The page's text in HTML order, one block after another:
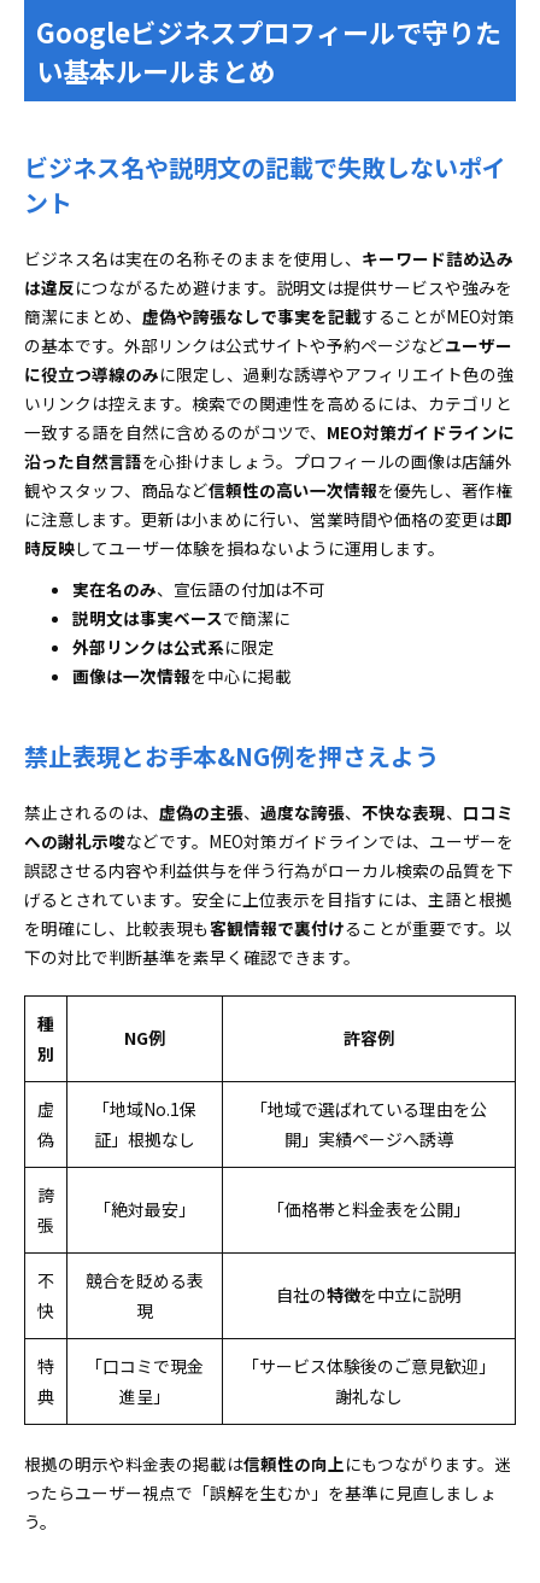
Googleビジネスプロフィールで守りた
い基本ルールまとめ
ビジネス名や説明文の記載で失敗しないポイ
ント
ビジネス名は実在の名称そのままを使用し、 キーワード詰め込み
は違反につながるため避けます。説明文は提供サービスや強みを
簡潔にまとめ、 虚偽や誇張なしで事実を記載することがMEO対策
の基本です。外部リンクは公式サイトや予約ページなどユーザー
に役立つ導線のみに限定し、過剰な誘導やアフィリエイト色の強
いリンクは控えます。検索での関連性を高めるには、カテゴリと
一致する語を自然に含めるのがコツで、 MEO対策ガイドラインに
沿った自然言語を心掛けましょう。プロフィールの画像は店舗外
観やスタッフ、商品など信頼性の高い一次情報を優先し、著作権
に注意します。更新は小まめに行い、営業時間や価格の変更は即
時反映してユーザー体験を損ねないように運用します。
実在名のみ、宣伝語の付加は不可
説明文は事実ベースで簡潔に
外部リンクは公式系に限定
画像は一次情報を中心に掲載
禁止表現とお手本&NG例を押さえよう
禁止されるのは、 虚偽の主張、 過度な誇張、 不快な表現、 口コミ
への謝礼示唆などです。MEO対策ガイドラインでは、ユーザーを
誤認させる内容や利益供与を伴う行為がローカル検索の品質を下
げるとされています。安全に上位表示を目指すには、主語と根拠
を明確にし、比較表現も客観情報で裏付けることが重要です。以
下の対比で判断基準を素早く確認できます。
種
別
NG例 許容例
虚
偽
「地域No.1保
証」根拠なし
「地域で選ばれている理由を公
開」実績ページへ誘導
誇
張
「絶対最安」 「価格帯と料金表を公開」
不
快
競合を貶める表
現
自社の特徴を中立に説明
特
典
「口コミで現金
進呈」
「サービス体験後のご意見歓迎」
謝礼なし
根拠の明示や料金表の掲載は信頼性の向上にもつながります。迷
ったらユーザー視点で「誤解を生むか」を基準に見直しましょ
う。